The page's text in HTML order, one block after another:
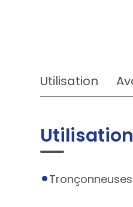
Utilisation
Utilisation